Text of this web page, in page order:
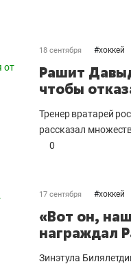
18 сентября #хоккей
Рашит
чтобы
Тренер вратарей
рассказал
0
17 сентября #хоккей
«Вот он,
награждал
Зинэтула